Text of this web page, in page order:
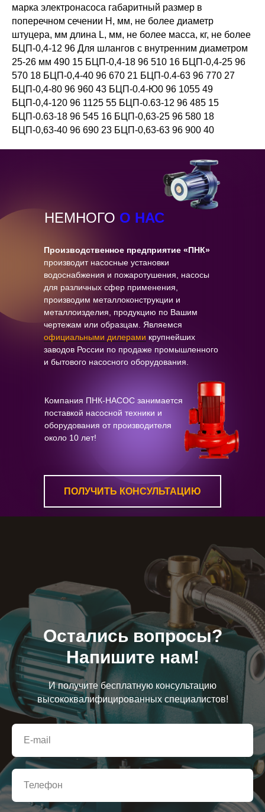
марка электронасоса габаритный размер в
поперечном сечении Н, мм, не более диаметр
штуцера, мм длина L, мм, не более масса, кг, не более
БЦП-0,4-12 96 Для шлангов с внутренним диаметром
25-26 мм 490 15 БЦП-0,4-18 96 510 16 БЦП-0,4-25 96
570 18 БЦП-0,4-40 96 670 21 БЦП-0.4-63 96 770 27
БЦП-0,4-80 96 960 43 БЦП-0.4-Ю0 96 1055 49
БЦП-0,4-120 96 1125 55 БЦП-0.63-12 96 485 15
БЦП-0.63-18 96 545 16 БЦП-0,63-25 96 580 18
БЦП-0,63-40 96 690 23 БЦП-0,63-63 96 900 40
НЕМНОГО О НАС
Производственное предприятие «ПНК»
производит насосные установки
водоснабжения и пожаротушения, насосы
для различных сфер применения,
производим металлоконструкции и
металлоизделия, продукцию по Вашим
чертежам или образцам. Являемся
официальными дилерами крупнейших
заводов России по продаже промышленного
и бытового насосного оборудования.
Компания ПНК-НАСОС занимается
поставкой насосной техники и
оборудования от производителя
около 10 лет!
ПОЛУЧИТЬ КОНСУЛЬТАЦИЮ
Остались вопросы?
Напишите нам!
И получите бесплатную консультацию
высококвалифицированных специалистов!